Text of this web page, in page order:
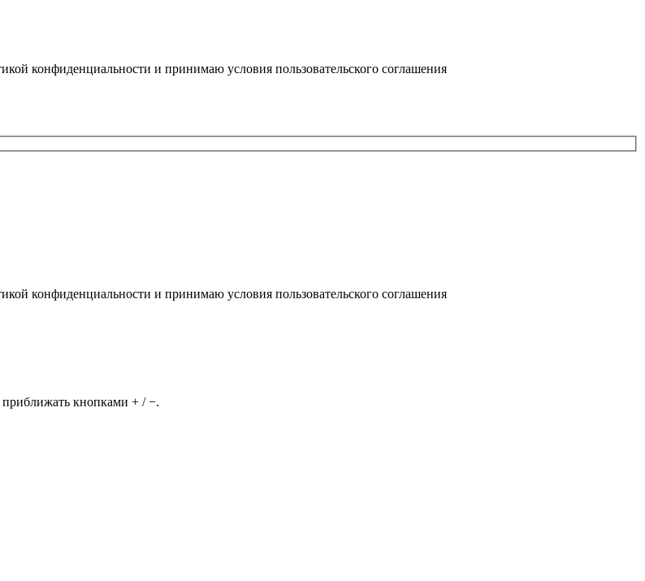
конфиденциальности и принимаю условия пользовательского соглашения
конфиденциальности и принимаю условия пользовательского соглашения
кнопками + / −.